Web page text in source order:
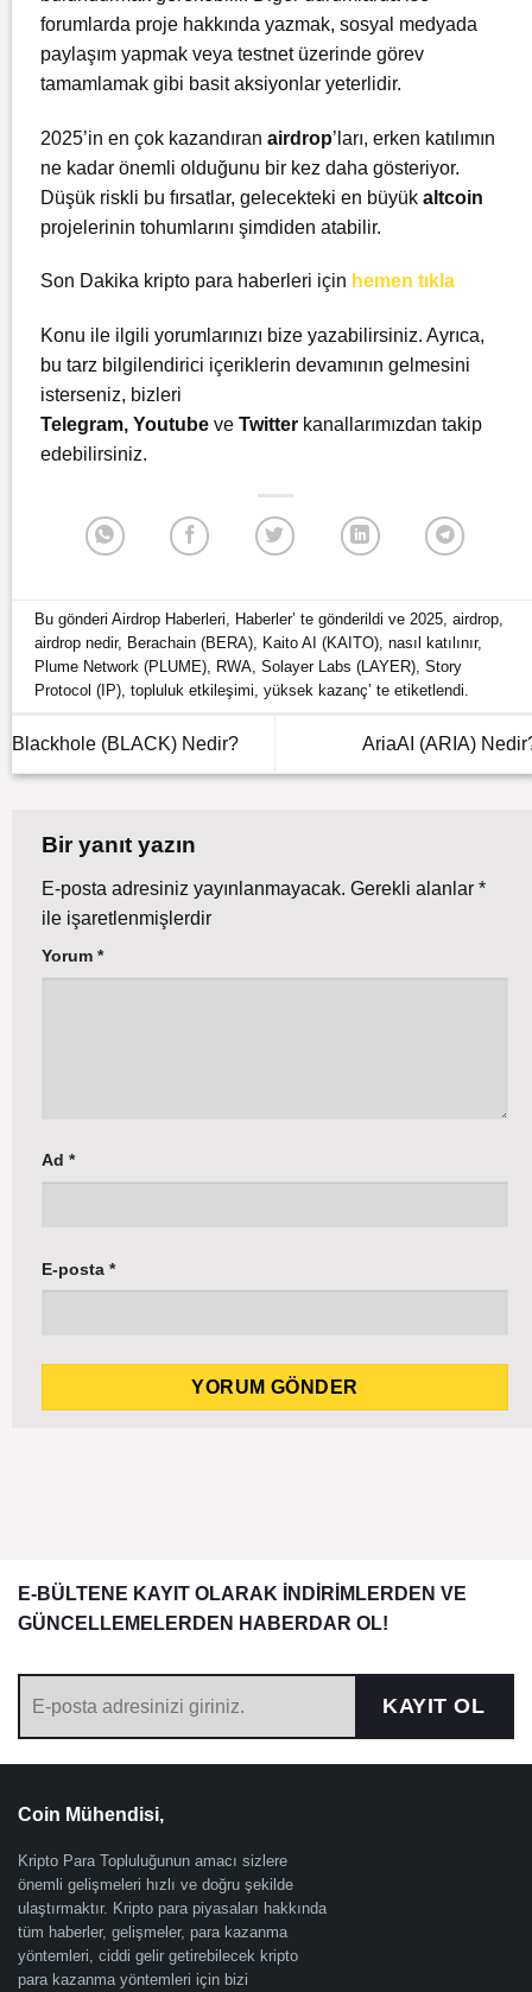
forumlarda proje hakkında yazmak, sosyal medyada
paylaşım yapmak veya testnet üzerinde görev
tamamlamak gibi basit aksiyonlar yeterlidir.
2025’in en çok kazandıran airdrop’ları, erken katılımın
ne kadar önemli olduğunu bir kez daha gösteriyor.
Düşük riskli bu fırsatlar, gelecekteki en büyük altcoin
projelerinin tohumlarını şimdiden atabilir.
Son Dakika kripto para haberleri için hemen tıkla
Konu ile ilgili yorumlarınızı bize yazabilirsiniz. Ayrıca,
bu tarz bilgilendirici içeriklerin devamının gelmesini
isterseniz, bizleri
Telegram, Youtube ve Twitter kanallarımızdan takip
edebilirsiniz.
Bu gönderiAirdrop Haberleri, Haberler’ te gönderildi ve2025,airdrop,
airdrop nedir, Berachain (BERA), Kaito AI (KAITO),nasıl katılınır,
Plume Network (PLUME), RWA,Solayer Labs (LAYER),Story
Protocol (IP),topluluk etkileşimi,yüksek kazanç’ te etiketlendi.
Blackhole (BLACK) Nedir? AriaAI (ARIA)
Bir yanıt yazın
E-posta adresiniz yayınlanmayacak. Gerekli alanlar *
ile işaretlenmişlerdir
Yorum *
Ad *
E-posta *
E-BÜLTENE KAYIT OLARAK İNDİRİMLERDEN VE
GÜNCELLEMELERDEN HABERDAR OL!
KAYIT OL
Coin Mühendisi,
Kripto Para Topluluğunun amacı sizlere
önemli gelişmeleri hızlı ve doğru şekilde
ulaştırmaktır. Kripto para piyasaları hakkında
tüm haberler, gelişmeler, para kazanma
yöntemleri, ciddi gelir getirebilecek kripto
para kazanma yöntemleri için bizi